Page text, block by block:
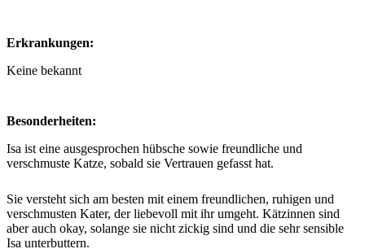
Erkrankungen:
Keine bekannt
Besonderheiten:
Isa ist eine ausgesprochen hübsche sowie freundliche und
verschmuste Katze, sobald sie Vertrauen gefasst hat.
Sie versteht sich am besten mit einem freundlichen, ruhigen und
verschmusten Kater, der liebevoll mit ihr umgeht. Kätzinnen sind
aber auch okay, solange sie nicht zickig sind und die sehr sensible
Isa unterbuttern.